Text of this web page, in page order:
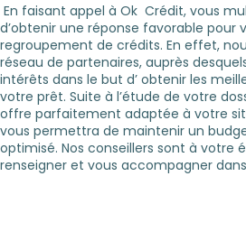
En faisant appel à Ok Crédit, vous
d’obtenir une réponse favorable pour
regroupement de crédits. En effet,
réseau de partenaires, auprès
intérêts dans le but d’ obtenir les
votre prêt. Suite à l’étude de votre
offre parfaitement adaptée à votre
vous permettra de maintenir un
optimisé. Nos conseillers sont à votre
renseigner et vous accompagner